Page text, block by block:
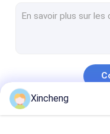
Xincheng